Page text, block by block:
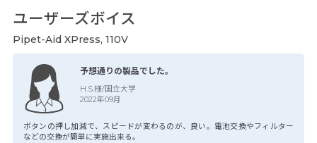
ユーザーズボイス
Pipet-Aid XPress, 110V
予想通りの製品でした。
ボタンの押し加減で、スピードが変わるのが、良い。電池交換やフィルター
などの交換が簡単に実施出来る。
H.S.様/国立大学
2022年09月